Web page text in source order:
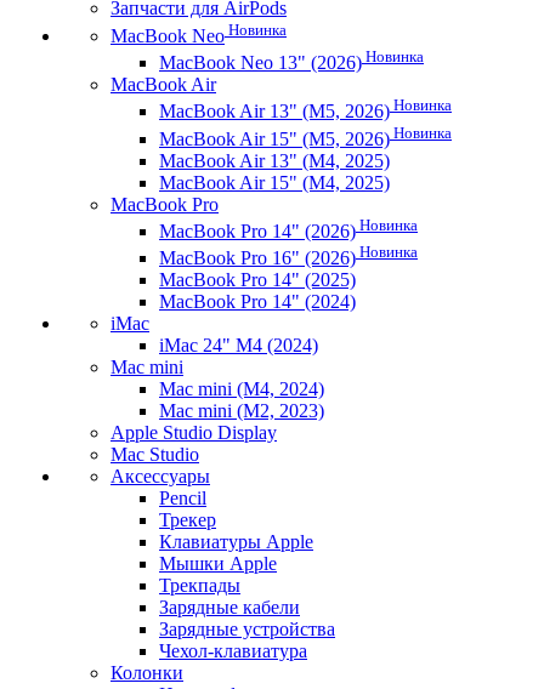
Запчасти для AirPods
MacBook Neo Новинка
MacBook Neo 13" (2026) Новинка
MacBook Air
MacBook Air 13" (M5, 2026) Новинка
MacBook Air 15" (M5, 2026) Новинка
MacBook Air 13" (M4, 2025)
MacBook Air 15" (M4, 2025)
MacBook Pro
MacBook Pro 14" (2026) Новинка
MacBook Pro 16" (2026) Новинка
MacBook Pro 14" (2025)
MacBook Pro 14" (2024)
iMac
iMac 24" M4 (2024)
Mac mini
Mac mini (M4, 2024)
Mac mini (M2, 2023)
Apple Studio Display
Mac Studio
Аксессуары
Pencil
Трекер
Клавиатуры Apple
Мышки Apple
Трекпады
Зарядные кабели
Зарядные устройства
Чехол-клавиатура
Колонки